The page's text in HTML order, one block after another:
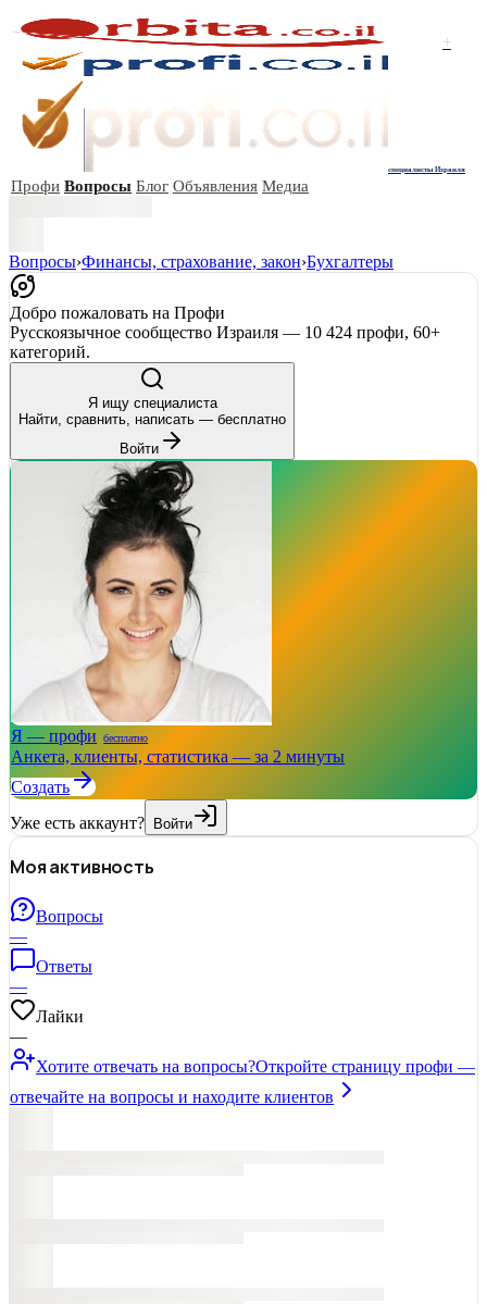
+
специалисты Израиля
Профи Вопросы Блог Объявления Медиа
Вопросы›Финансы, страхование, закон›Бухгалтеры
Добро пожаловать на Профи
Русскоязычное сообщество Израиля — 10 424 профи, 60+
категорий.
Я ищу специалиста
Найти, сравнить, написать — бесплатно
Войти
Я — профи бесплатно
Анкета, клиенты, статистика — за 2 минуты
Создать
Уже есть аккаунт? Войти
Моя активность
Вопросы
—
Ответы
—
Лайки
—
Хотите отвечать на вопросы?Откройте страницу профи —
отвечайте на вопросы и находите клиентов